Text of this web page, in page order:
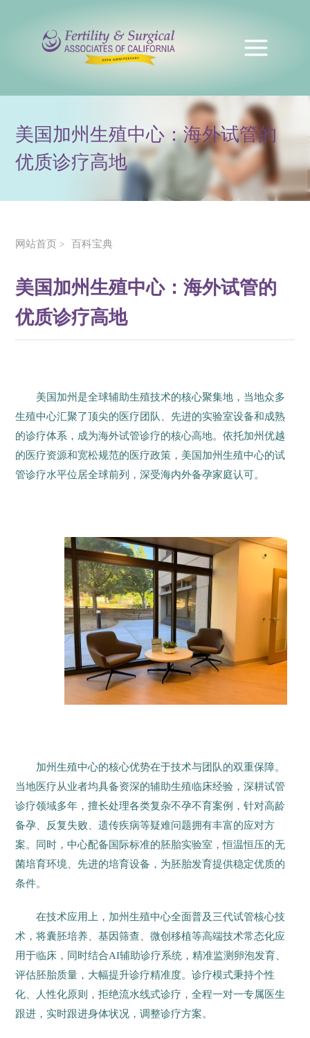
美国加州生殖中心：海外试管的
优质诊疗高地
网站首页 > 百科宝典
美国加州生殖中心：海外试管的
优质诊疗高地
美国加州是全球辅助生殖技术的核心聚集地，当地众多
生殖中心汇聚了顶尖的医疗团队、先进的实验室设备和成熟
的诊疗体系，成为海外试管诊疗的核心高地。依托加州优越
的医疗资源和宽松规范的医疗政策，美国加州生殖中心的试
管诊疗水平位居全球前列，深受海内外备孕家庭认可。
加州生殖中心的核心优势在于技术与团队的双重保障。
当地医疗从业者均具备资深的辅助生殖临床经验，深耕试管
诊疗领域多年，擅长处理各类复杂不孕不育案例，针对高龄
备孕、反复失败、遗传疾病等疑难问题拥有丰富的应对方
案。同时，中心配备国际标准的胚胎实验室，恒温恒压的无
菌培育环境、先进的培育设备，为胚胎发育提供稳定优质的
条件。
在技术应用上，加州生殖中心全面普及三代试管核心技
术，将囊胚培养、基因筛查、微创移植等高端技术常态化应
用于临床，同时结合AI辅助诊疗系统，精准监测卵泡发育、
评估胚胎质量，大幅提升诊疗精准度。诊疗模式秉持个性
化、人性化原则，拒绝流水线式诊疗，全程一对一专属医生
跟进，实时跟进身体状况，调整诊疗方案。